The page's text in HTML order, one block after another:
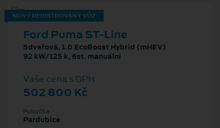
NOVÝ REGISTROVANÝ VŮZ
Ford Puma ST-Line
5dveřová, 1.0 EcoBoost Hybrid (mHEV)
92 kW/125 k, 6st. manuální
Vaše cena s DPH
502 800 Kč
Pobočka
Pardubice